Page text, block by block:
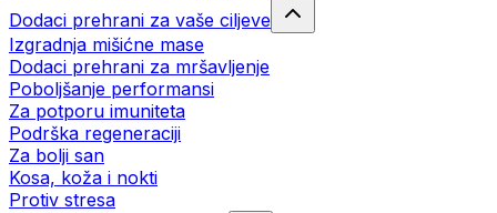
Dodaci prehrani za vaše ciljeve
Izgradnja mišićne mase
Dodaci prehrani za mršavljenje
Poboljšanje performansi
Za potporu imuniteta
Podrška regeneraciji
Za bolji san
Kosa, koža i nokti
Protiv stresa